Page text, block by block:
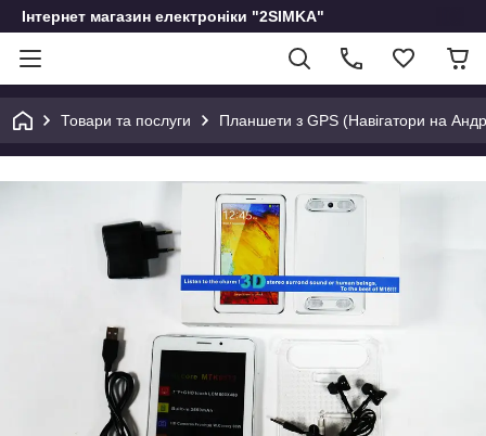
Інтернет магазин електроніки "2SIMKA"
Товари та послуги Планшети з GPS (Навігатори на